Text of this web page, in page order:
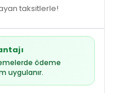
taksitlerle!
ödeme
uygulanır.